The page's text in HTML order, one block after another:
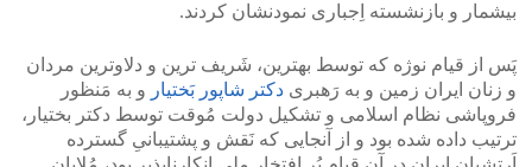
بیشمار و بازنشسته اِجباری نمودنشان کردند.
پَس از قیام نوژه که توسط بهترین، شَریف ترین و دلاوترین مردان
و زنان ایران زمین و به رَهبری دکتر شاپور بَختیار و به مَنظور
فروپاشی نظام اسلامی و تشکیل دولت مُوقت توسط دکتر بختیار،
ترتیب داده شده بود و از آنجایی که نَقش و پشتیبانیِ گسترده